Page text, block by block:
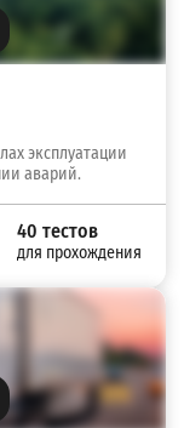
эксплуатации
аварий.
40 тестов
для прохождения